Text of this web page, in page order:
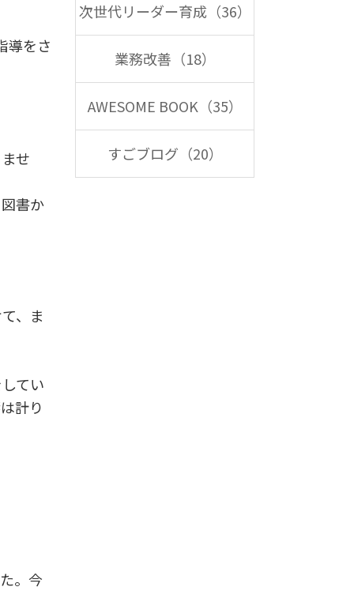
導をさ
せ
書か
、ま
てい
計り
。今
次世代リーダー育成（36）
業務改善（18）
AWESOME BOOK（35）
すごブログ（20）